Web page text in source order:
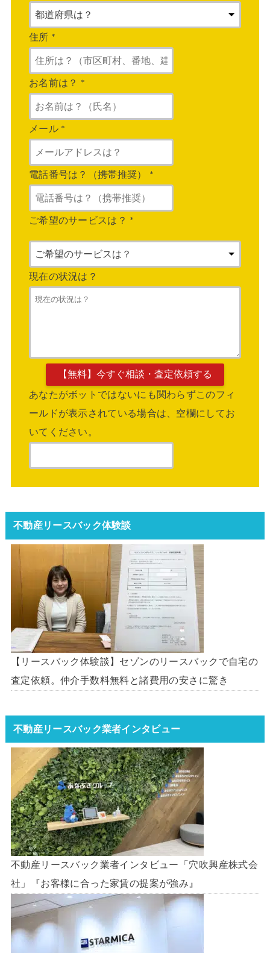
住所 *
お名前は？ *
メール *
電話番号は？（携帯推奨） *
ご希望のサービスは？ *
現在の状況は？
あなたがボットではないにも関わらずこのフィ
ールドが表示されている場合は、空欄にしてお
いてください。
不動産リースバック体験談
【リースバック体験談】セゾンのリースバックで自宅の
査定依頼。仲介手数料無料と諸費用の安さに驚き
不動産リースバック業者インタビュー
不動産リースバック業者インタビュー「穴吹興産株式会
社」『お客様に合った家賃の提案が強み』